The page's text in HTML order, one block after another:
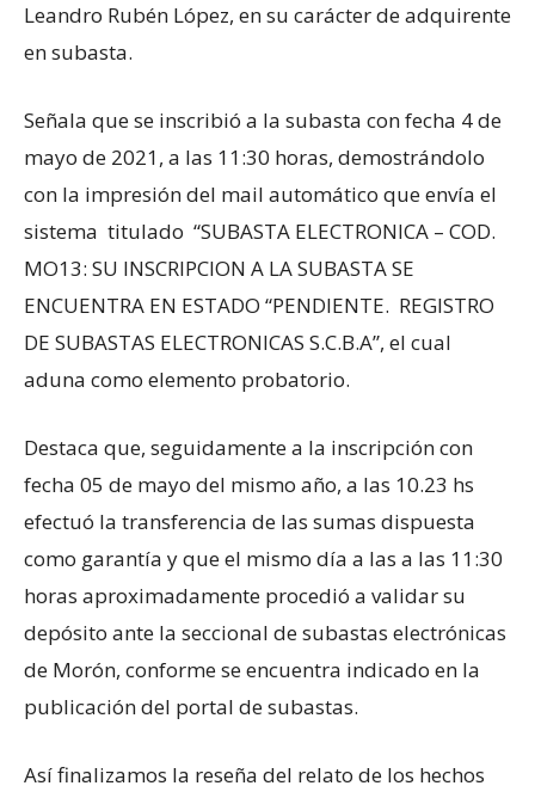
Leandro Rubén López, en su carácter de adquirente
en subasta.
Señala que se inscribió a la subasta con fecha 4 de
mayo de 2021, a las 11:30 horas, demostrándolo
con la impresión del mail automático que envía el
sistema titulado “SUBASTA ELECTRONICA – COD.
MO13: SU INSCRIPCION A LA SUBASTA SE
ENCUENTRA EN ESTADO “PENDIENTE. REGISTRO
DE SUBASTAS ELECTRONICAS S.C.B.A”, el cual
aduna como elemento probatorio.
Destaca que, seguidamente a la inscripción con
fecha 05 de mayo del mismo año, a las 10.23 hs
efectuó la transferencia de las sumas dispuesta
como garantía y que el mismo día a las a las 11:30
horas aproximadamente procedió a validar su
depósito ante la seccional de subastas electrónicas
de Morón, conforme se encuentra indicado en la
publicación del portal de subastas.
Así finalizamos la reseña del relato de los hechos